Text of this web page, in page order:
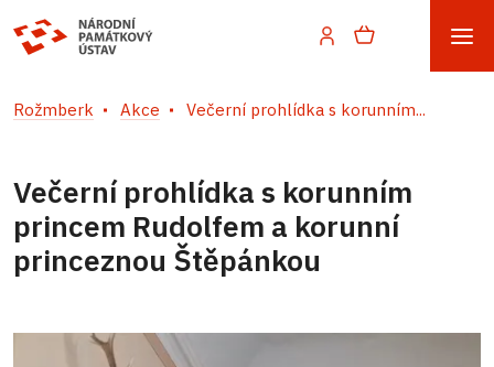
Rožmberk Akce Večerní prohlídka s korunním...
Večerní prohlídka s korunním
princem Rudolfem a korunní
princeznou Štěpánkou